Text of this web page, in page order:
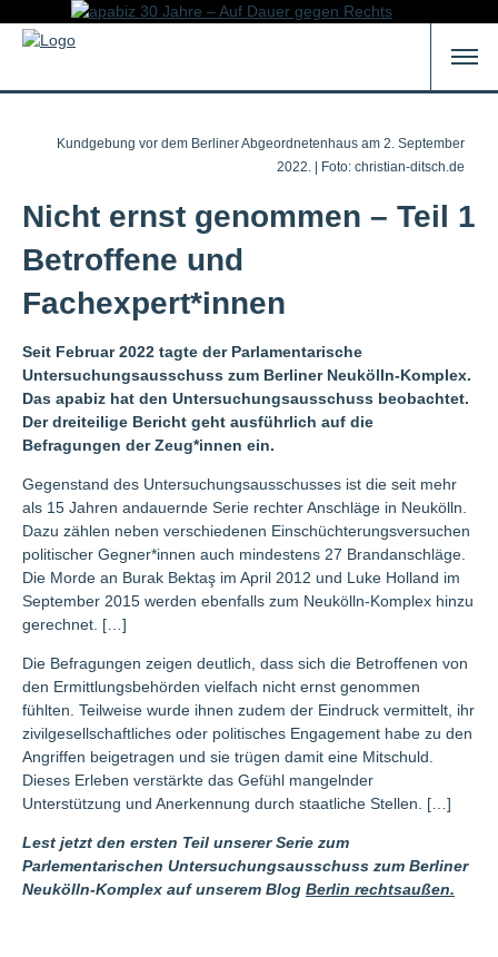
Kundgebung vor dem Berliner Abgeordnetenhaus am 2. September
2022. | Foto: christian-ditsch.de
Nicht ernst genommen – Teil 1
Betroffene und
Fachexpert*innen
Seit Februar 2022 tagte der Parlamentarische
Untersuchungsausschuss zum Berliner Neukölln-Komplex.
Das apabiz hat den Untersuchungsausschuss beobachtet.
Der dreiteilige Bericht geht ausführlich auf die
Befragungen der Zeug*innen ein.
Gegenstand des Untersuchungsausschusses ist die seit mehr
als 15 Jahren andauernde Serie rechter Anschläge in Neukölln.
Dazu zählen neben verschiedenen Einschüchterungsversuchen
politischer Gegner*innen auch mindestens 27 Brandanschläge.
Die Morde an Burak Bektaş im April 2012 und Luke Holland im
September 2015 werden ebenfalls zum Neukölln-Komplex hinzu
gerechnet. […]
Die Befragungen zeigen deutlich, dass sich die Betroffenen von
den Ermittlungsbehörden vielfach nicht ernst genommen
fühlten. Teilweise wurde ihnen zudem der Eindruck vermittelt, ihr
zivilgesellschaftliches oder politisches Engagement habe zu den
Angriffen beigetragen und sie trügen damit eine Mitschuld.
Dieses Erleben verstärkte das Gefühl mangelnder
Unterstützung und Anerkennung durch staatliche Stellen. […]
Lest jetzt den ersten Teil unserer Serie zum
Parlementarischen Untersuchungsausschuss zum Berliner
Neukölln-Komplex auf unserem Blog Berlin rechtsaußen.